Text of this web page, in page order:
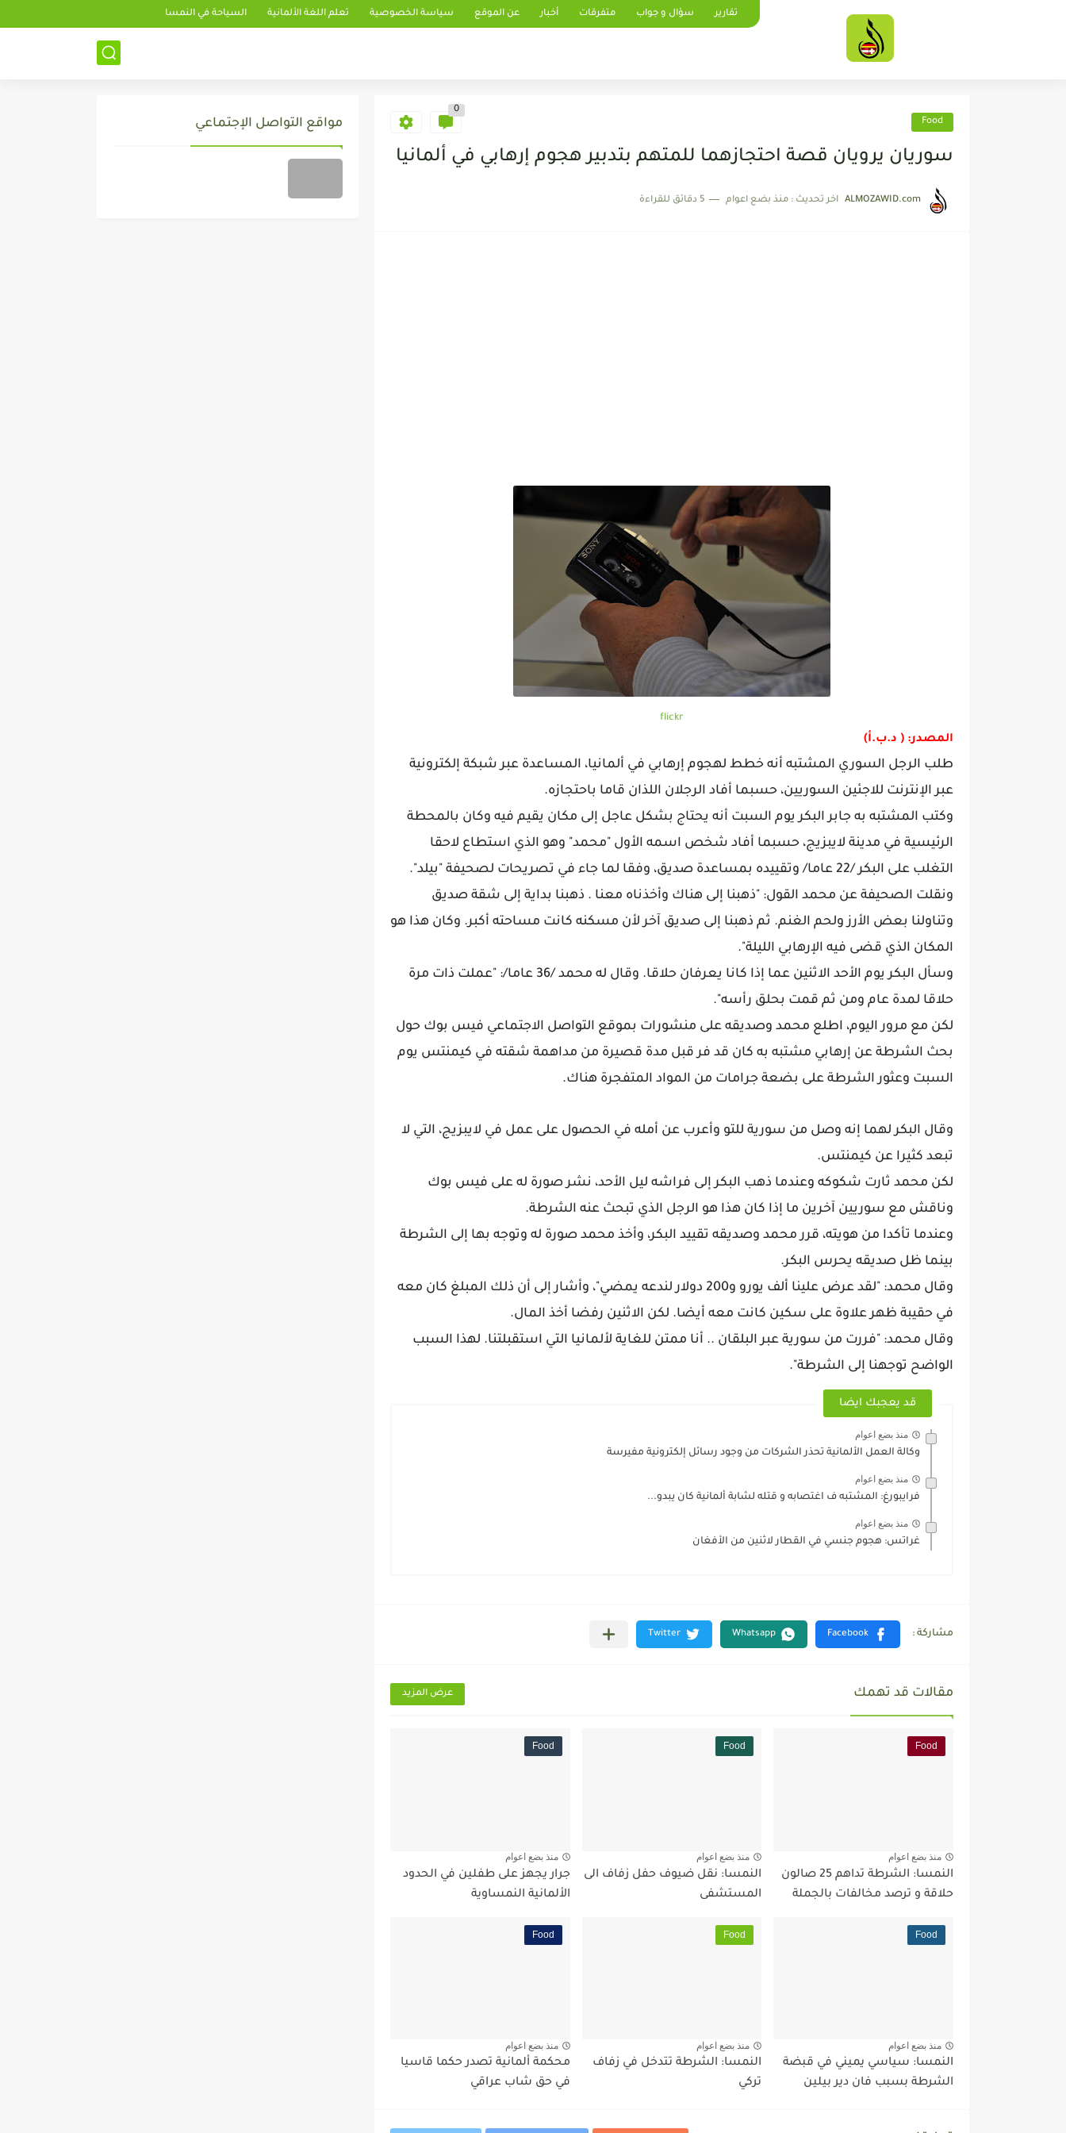
تقارير سؤال و جواب متفرقات أخبار عن الموقع سياسة الخصوصية تعلم اللغة الألمانية السياحة في النمسا
Food
0
سوريان يرويان قصة احتجازهما للمتهم بتدبير هجوم إرهابي في ألمانيا
ALMOZAWID.com اخر تحديث : منذ بضع اعوام 5 دقائق للقراءة
flickr
المصدر: ( د.ب.أ)
طلب الرجل السوري المشتبه أنه خطط لهجوم إرهابي في ألمانيا، المساعدة عبر شبكة إلكترونية
عبر الإنترنت للاجئين السوريين، حسبما أفاد الرجلان اللذان قاما باحتجازه.
وكتب المشتبه به جابر البكر يوم السبت أنه يحتاج بشكل عاجل إلى مكان يقيم فيه وكان بالمحطة
الرئيسية في مدينة لايبزيج، حسبما أفاد شخص اسمه الأول "محمد" وهو الذي استطاع لاحقا
التغلب على البكر /22 عاما/ وتقييده بمساعدة صديق، وفقا لما جاء في تصريحات لصحيفة "بيلد".
ونقلت الصحيفة عن محمد القول: "ذهبنا إلى هناك وأخذناه معنا . ذهبنا بداية إلى شقة صديق
وتناولنا بعض الأرز ولحم الغنم. ثم ذهبنا إلى صديق آخر لأن مسكنه كانت مساحته أكبر. وكان هذا هو
المكان الذي قضى فيه الإرهابي الليلة".
وسأل البكر يوم الأحد الاثنين عما إذا كانا يعرفان حلاقا. وقال له محمد /36 عاما/: "عملت ذات مرة
حلاقا لمدة عام ومن ثم قمت بحلق رأسه".
لكن مع مرور اليوم، اطلع محمد وصديقه على منشورات بموقع التواصل الاجتماعي فيس بوك حول
بحث الشرطة عن إرهابي مشتبه به كان قد فر قبل مدة قصيرة من مداهمة شقته في كيمنتس يوم
السبت وعثور الشرطة على بضعة جرامات من المواد المتفجرة هناك.
وقال البكر لهما إنه وصل من سورية للتو وأعرب عن أمله في الحصول على عمل في لايبزيج، التي لا
تبعد كثيرا عن كيمنتس.
لكن محمد ثارت شكوكه وعندما ذهب البكر إلى فراشه ليل الأحد، نشر صورة له على فيس بوك
وناقش مع سوريين آخرين ما إذا كان هذا هو الرجل الذي تبحث عنه الشرطة.
وعندما تأكدا من هويته، قرر محمد وصديقه تقييد البكر، وأخذ محمد صورة له وتوجه بها إلى الشرطة
بينما ظل صديقه يحرس البكر.
وقال محمد: "لقد عرض علينا ألف يورو و200 دولار لندعه يمضي"، وأشار إلى أن ذلك المبلغ كان معه
في حقيبة ظهر علاوة على سكين كانت معه أيضا. لكن الاثنين رفضا أخذ المال.
وقال محمد: "فررت من سورية عبر البلقان .. أنا ممتن للغاية لألمانيا التي استقبلتنا. لهذا السبب
الواضح توجهنا إلى الشرطة".
قد يعجبك ايضا
منذ بضع اعوام
وكالة العمل الألمانية تحذر الشركات من وجود رسائل إلكترونية مفيرسة
منذ بضع اعوام
فرايبورغ: المشتبه ف اغتصابه و قتله لشابة ألمانية كان يبدو...
منذ بضع اعوام
غراتس: هجوم جنسي في القطار لاثنين من الأفغان
مقالات قد تهمك عرض المزيد
Food
منذ بضع اعوام
النمسا: الشرطة تداهم 25 صالون
حلاقة و ترصد مخالفات بالجملة
Food
منذ بضع اعوام
النمسا: نقل ضيوف حفل زفاف الى
المستشفى
Food
منذ بضع اعوام
جرار يجهز على طفلين في الحدود
الألمانية النمساوية
Food
منذ بضع اعوام
النمسا: سياسي يميني في قبضة
الشرطة بسبب فان دير بيلين
Food
منذ بضع اعوام
النمسا: الشرطة تتدخل في زفاف
تركي
Food
منذ بضع اعوام
محكمة ألمانية تصدر حكما قاسيا
في حق شاب عراقي
مواقع التواصل الإجتماعي